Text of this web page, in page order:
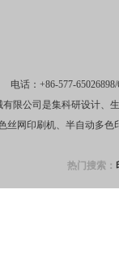
电话：+86-577-
有限公司是集科研设计、
丝网印刷机、半自动多
热门搜索：